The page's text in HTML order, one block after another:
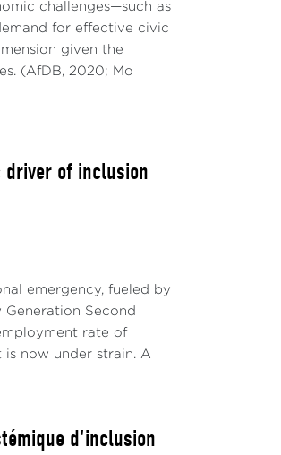
challenges—such as
for effective civic
given the
(AfDB, 2020; Mo
driver of inclusion
emergency, fueled by
Second
rate of
is now under strain. A
d'inclusion